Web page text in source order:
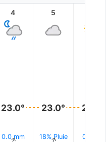
4
23.0°
0.0 mm
5
23.0°
18% Pluie
23.0°
0.0 mm